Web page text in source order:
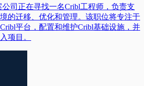
公司正在寻找一名Cribl工程师，负责支
的迁移、优化和管理。该职位将专注于
平台，配置和维护Cribl基础设施，并
项目。